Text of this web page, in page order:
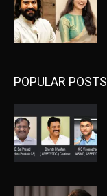
POPULAR POSTS